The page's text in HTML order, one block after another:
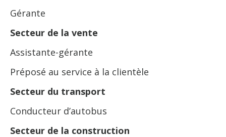
Gérante
Secteur de la vente
Assistante-gérante
Préposé au service à la clientèle
Secteur du transport
Conducteur d’autobus
Secteur de la construction